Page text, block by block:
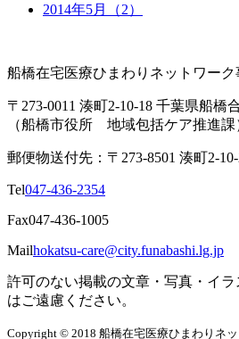
2014年5月（2）
船橋在宅医療ひまわりネットワーク
〒273-0011 湊町2-10-18 千葉県船橋
（船橋市役所 地域包括ケア推進課
郵便物送付先：〒273-8501 湊町2-
Tel047-436-2354
Fax047-436-1005
Mailhokatsu-care@city.funabashi.lg.jp
許可のない掲載の文章・写真・イ
はご遠慮ください。
Copyright © 2018 船橋在宅医療ひまわりネ